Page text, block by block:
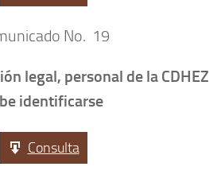
No. 19
legal, personal de la CDHEZ
identificarse
Consulta